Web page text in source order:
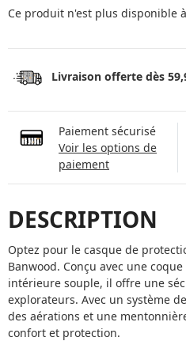
Ce produit n'est plus disponible
Livraison offerte dès
Paiement sécurisé
Voir les options de
paiement
DESCRIPTION
Optez pour le casque de
Banwood. Conçu avec une
intérieure souple, il offre une
explorateurs. Avec un système
des aérations et une
confort et protection.